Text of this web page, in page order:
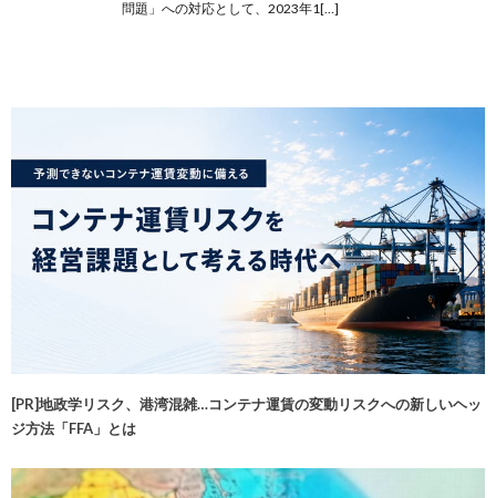
問題」への対応として、2023年1[…]
[PR]地政学リスク、港湾混雑…コンテナ運賃の変動リスクへの新しいヘッ
ジ方法「FFA」とは